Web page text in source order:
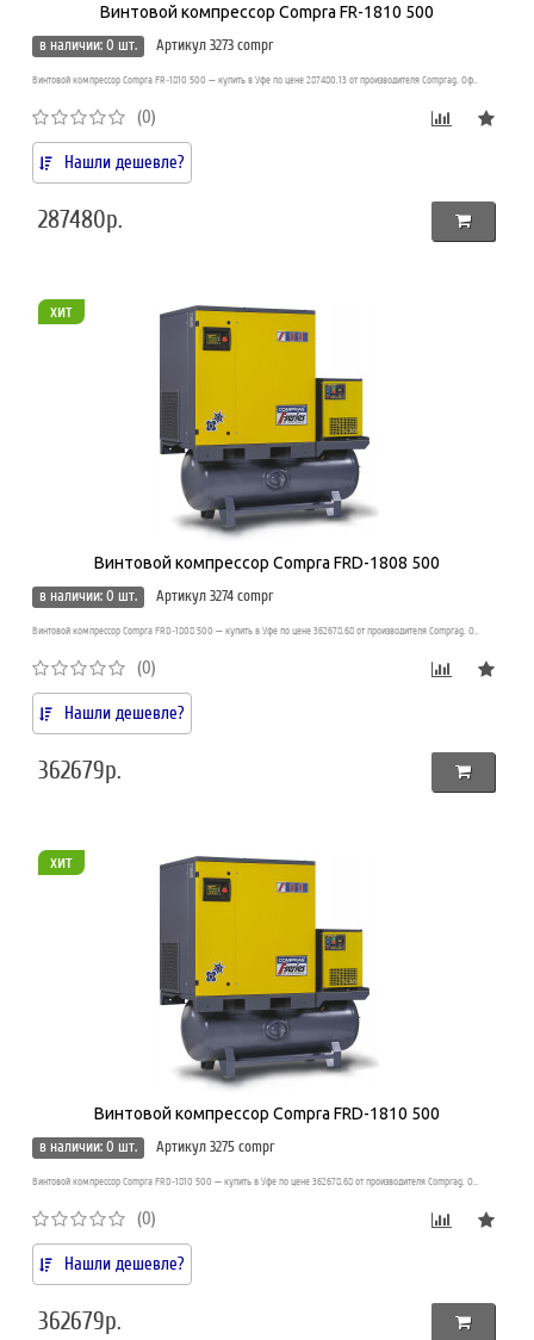
Винтовой компрессор Compra FR-1810 500
в наличии: 0 шт.
Артикул 3273 compr
Винтовой компрессор Compra FR-1810 500 — купить в Уфе по цене 287480.13 от производителя Comprag. Оф..
(0)
Нашли дешевле?
287480р.
хит
Винтовой компрессор Compra FRD-1808 500
в наличии: 0 шт.
Артикул 3274 compr
Винтовой компрессор Compra FRD-1808 500 — купить в Уфе по цене 362678.68 от производителя Comprag. О..
(0)
Нашли дешевле?
362679р.
хит
Винтовой компрессор Compra FRD-1810 500
в наличии: 0 шт.
Артикул 3275 compr
Винтовой компрессор Compra FRD-1810 500 — купить в Уфе по цене 362678.68 от производителя Comprag. О..
(0)
Нашли дешевле?
362679р.